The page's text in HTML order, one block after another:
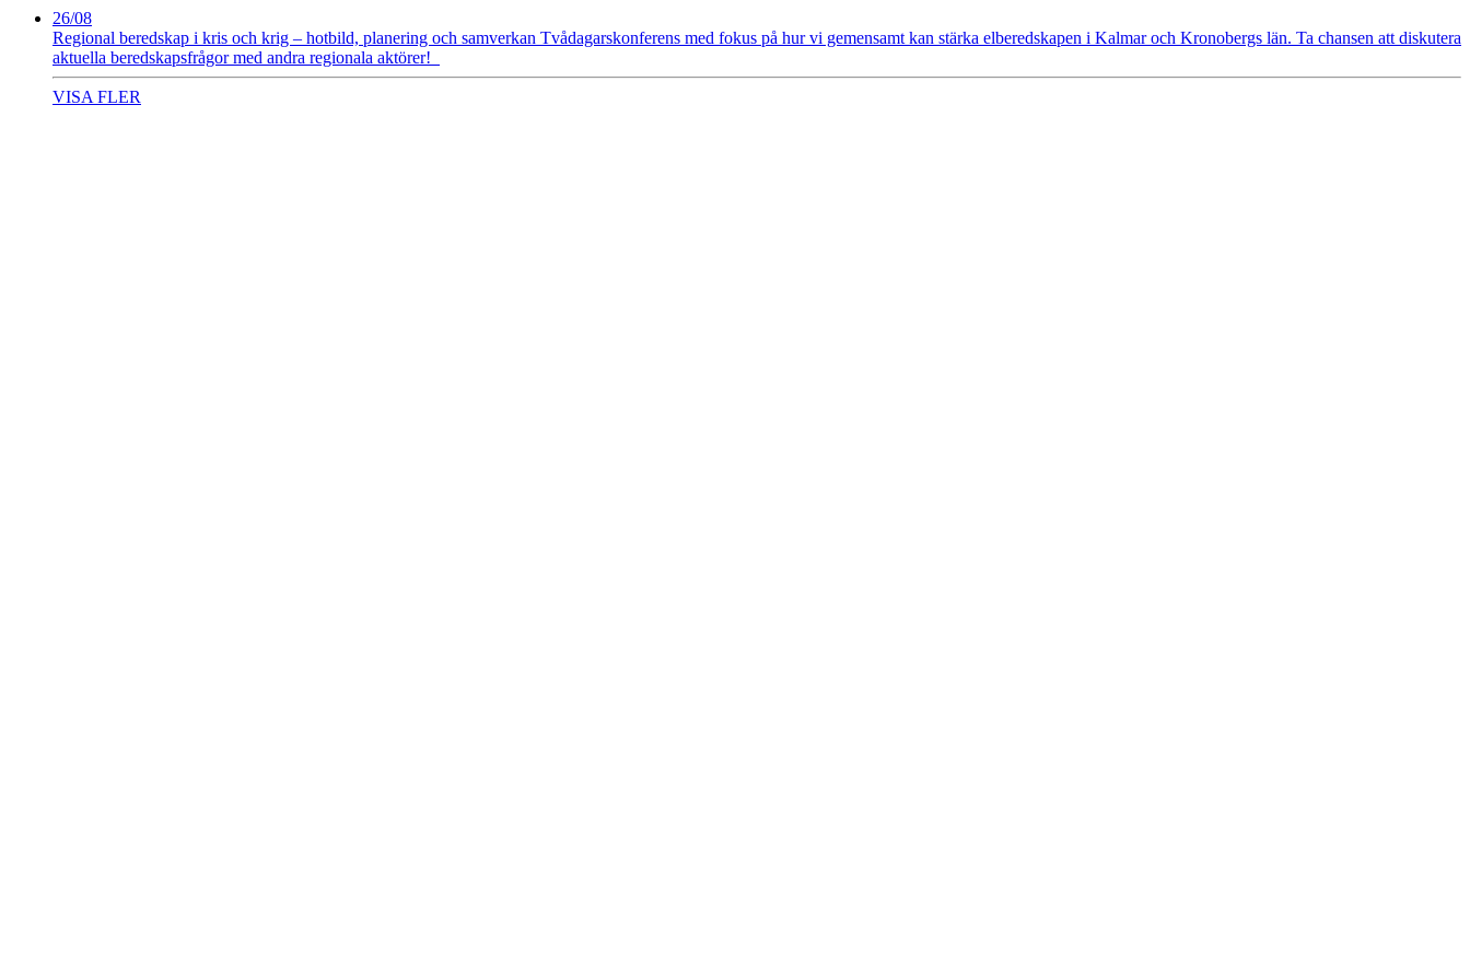
26/08
Regional beredskap i kris och krig – hotbild, planering och samverkan Tvådagarskonferens med fokus på hur vi gemensamt kan stärka elberedskapen i Kalmar och Kronobergs län. Ta chansen att diskutera
aktuella beredskapsfrågor med andra regionala aktörer!
VISA FLER